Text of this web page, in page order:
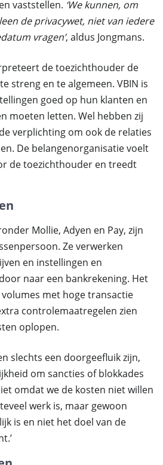
vaststellen. ‘We kunnen, om
de privacywet, niet van iedere
vragen’, aldus Jongmans.
de toezichthouder de
streng en te algemeen. VBIN is
goed op hun klanten en
moeten letten. Wel hebben zij
verplichting om ook de relaties
De belangenorganisatie voelt
de toezichthouder en treedt
Mollie, Adyen en Pay, zijn
Ze verwerken
en instellingen en
naar een bankrekening. Het
met hoge transactie
controlemaatregelen zien
oplopen.
slechts een doorgeefluik zijn,
om sancties of blokkades
omdat we de kosten niet willen
werk is, maar gewoon
is en niet het doel van de